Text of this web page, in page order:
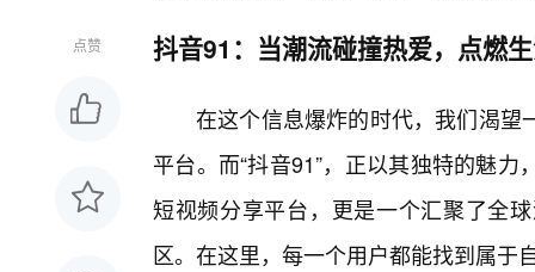
点赞 抖音91：当潮流碰撞热爱，点燃
在这个信息爆炸的时代，我们渴望
平台。而“抖音91”，正以其独特的魅
短视频分享平台，更是一个汇聚了全
区。在这里，每一个用户都能找到属于